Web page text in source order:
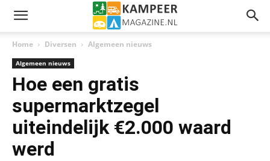
Home Diversen Algemeen nieuws
Algemeen nieuws
Hoe een gratis
supermarktzegel
uiteindelijk €2.000 waard
werd